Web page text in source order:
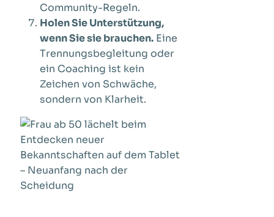
Community-Regeln.
Holen Sie Unterstützung,
wenn Sie sie brauchen.Eine
Trennungsbegleitung oder
ein Coaching ist kein
Zeichen von Schwäche,
sondern von Klarheit.